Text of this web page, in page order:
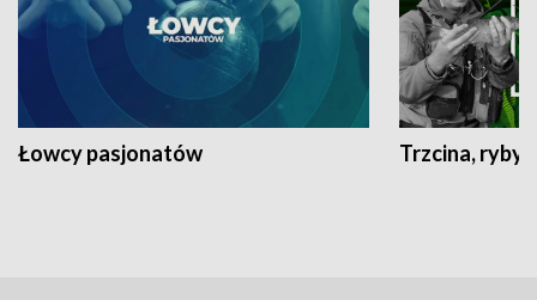
Łowcy pasjonatów Trzcina, ryby